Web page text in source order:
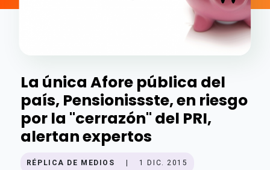
La única Afore pública del
país, Pensionissste, en riesgo
por la "cerrazón" del PRI,
alertan expertos
RÉPLICA DE MEDIOS 1 DIC. 2015